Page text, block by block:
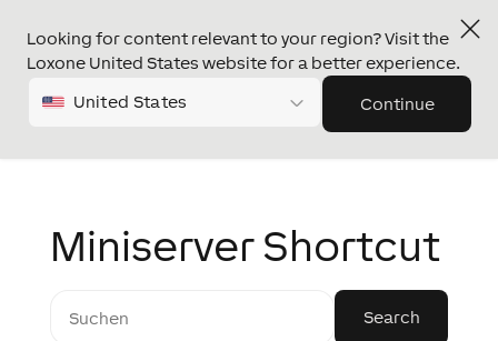
Looking for content relevant to your region? Visit the
Loxone United States website for a better experience.
United States Continue
Miniserver Shortcut